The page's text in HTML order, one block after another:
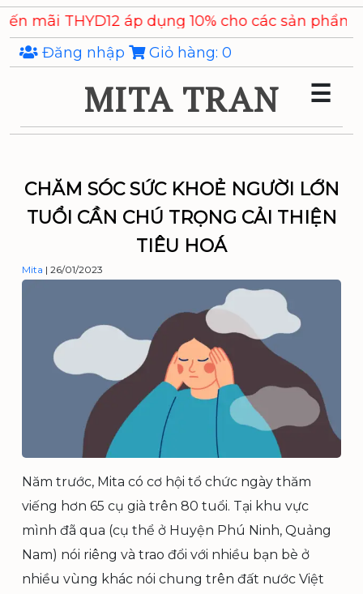
Skip
to
the
content
áp dụng 10% cho các sản phẩmChiết xuất Ý
Đăng nhập
Giỏ hàng: 0
MITA TRAN ☰
CHĂM SÓC SỨC KHOẺ NGƯỜI LỚN
TUỔI CẦN CHÚ TRỌNG CẢI THIỆN
TIÊU HOÁ
Mita | 26/01/2023
Năm trước, Mita có cơ hội tổ chức ngày thăm
viếng hơn 65 cụ già trên 80 tuổi. Tại khu vực
mình đã qua (cụ thể ở Huyện Phú Ninh, Quảng
Nam) nói riêng và trao đổi với nhiều bạn bè ở
nhiều vùng khác nói chung trên đất nước Việt